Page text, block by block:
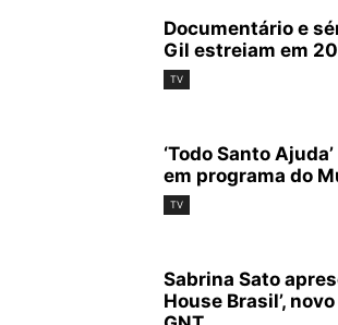
Documentário e
Gil estreiam em
TV
‘Todo Santo
em programa do
TV
Sabrina Sato
House Brasil’,